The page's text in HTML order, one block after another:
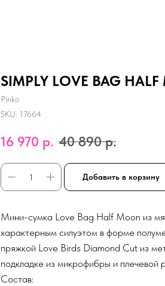
SIMPLY LOVE BAG
Pinko
SKU: 17664
16 970 р. 40 890 р.
Добавить в корзину
Мини-сумка Love Bag Half Moon из
характерным силуэтом в форме
пряжкой Love Birds Diamond Cut из
подкладке из микрофибры и плечевой
Состав: